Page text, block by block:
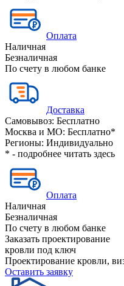
Оплата
Наличная
Безналичная
По счету в любом банке
Доставка
Самовывоз: Бесплатно
Москва и МО: Бесплатно*
Регионы: Индивидуально
* - подробнее читать здесь
Оплата
Наличная
Безналичная
По счету в любом банке
Заказать проектирование
кровли под ключ
Проектирование кровли,
Оставить заявку